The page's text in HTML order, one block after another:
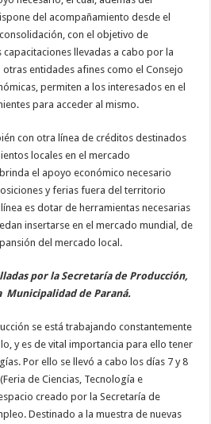
del acompañamiento desde el
con el objetivo de
capacitaciones llevadas a cabo por la
entidades afines como el Consejo
permiten a los interesados en el
para acceder al mismo.
con otra línea de créditos destinados
locales en el mercado
el apoyo económico necesario
y ferias fuera del territorio
es dotar de herramientas necesarias
insertarse en el mercado mundial, de
del mercado local.
por la Secretaría de Producción,
Municipalidad de Paraná.
se está trabajando constantemente
y es de vital importancia para ello tener
Por ello se llevó a cabo los días 7 y 8
de Ciencias, Tecnología e
creado por la Secretaría de
Destinado a la muestra de nuevas